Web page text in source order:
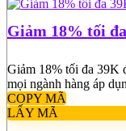
Giảm 18% tối
Giảm 18% tối đa 39K
mọi ngành hàng áp
COPY MÃ
LẤY MÃ